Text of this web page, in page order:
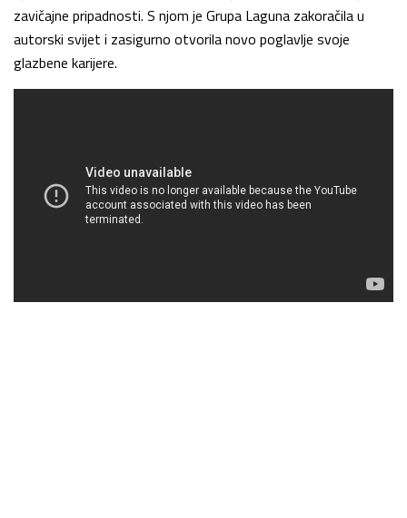
zavičajne pripadnosti. S njom je Grupa Laguna zakoračila u
autorski svijet i zasigurno otvorila novo poglavlje svoje
glazbene karijere.